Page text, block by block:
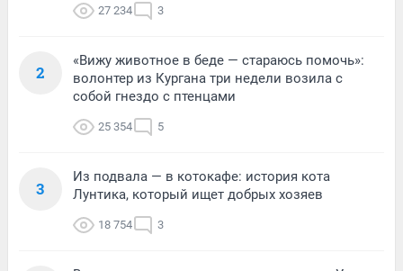
27 234 3
2
«Вижу животное в беде — стараюсь помочь»:
волонтер из Кургана три недели возила с
собой гнездо с птенцами
25 354 5
3
Из подвала — в котокафе: история кота
Лунтика, который ищет добрых хозяев
18 754 3